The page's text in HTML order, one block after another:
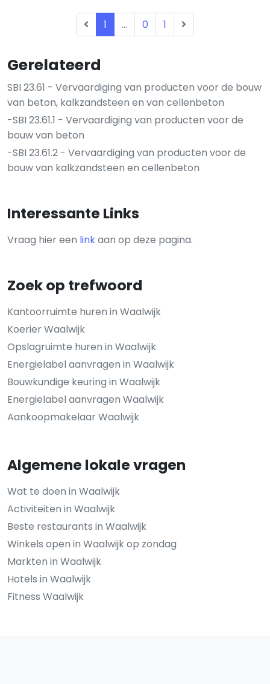
Gerelateerd
SBI 23.61 - Vervaardiging van producten voor de bouw
van beton, kalkzandsteen en van cellenbeton
-SBI 23.61.1 - Vervaardiging van producten voor de
bouw van beton
-SBI 23.61.2 - Vervaardiging van producten voor de
bouw van kalkzandsteen en cellenbeton
Interessante Links
Vraag hier een linkaan op deze pagina.
Zoek op trefwoord
Kantoorruimte huren in Waalwijk
Koerier Waalwijk
Opslagruimte huren in Waalwijk
Energielabel aanvragen in Waalwijk
Bouwkundige keuring in Waalwijk
Energielabel aanvragen Waalwijk
Aankoopmakelaar Waalwijk
Algemene lokale vragen
Wat te doen in Waalwijk
Activiteiten in Waalwijk
Beste restaurants in Waalwijk
Winkels open in Waalwijk op zondag
Markten in Waalwijk
Hotels in Waalwijk
Fitness Waalwijk
1 ... 0 1